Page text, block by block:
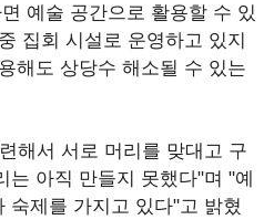
예술 공간으로 활용할 수 있
집회 시설로 운영하고 있지
해도 상당수 해소될 수 있는
해서 서로 머리를 맞대고 구
는 아직 만들지 못했다"며 "예
숙제를 가지고 있다"고 밝혔